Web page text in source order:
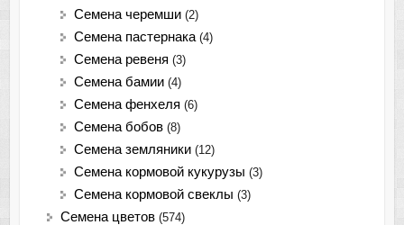
Семена черемши (2)
Семена пастернака (4)
Семена ревеня (3)
Семена бамии (4)
Семена фенхеля (6)
Семена бобов (8)
Семена земляники (12)
Семена кормовой кукурузы (3)
Семена кормовой свеклы (3)
Семена цветов (574)